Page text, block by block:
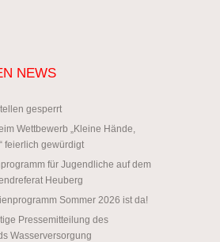
NEWS
gesperrt
Wettbewerb „Kleine Hände,
feierlich gewürdigt
für Jugendliche auf dem
Heuberg
Sommer 2026 ist da!
Pressemitteilung des
Wasserversorgung